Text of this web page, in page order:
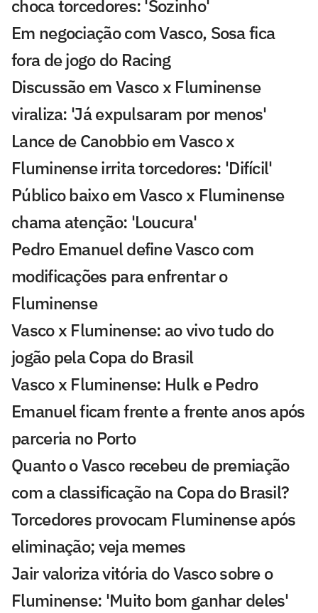
choca torcedores: 'Sozinho'
Em negociação com Vasco, Sosa fica
fora de jogo do Racing
Discussão em Vasco x Fluminense
viraliza: 'Já expulsaram por menos'
Lance de Canobbio em Vasco x
Fluminense irrita torcedores: 'Difícil'
Público baixo em Vasco x Fluminense
chama atenção: 'Loucura'
Pedro Emanuel define Vasco com
modificações para enfrentar o
Fluminense
Vasco x Fluminense: ao vivo tudo do
jogão pela Copa do Brasil
Vasco x Fluminense: Hulk e Pedro
Emanuel ficam frente a frente anos após
parceria no Porto
Quanto o Vasco recebeu de premiação
com a classificação na Copa do Brasil?
Torcedores provocam Fluminense após
eliminação; veja memes
Jair valoriza vitória do Vasco sobre o
Fluminense: 'Muito bom ganhar deles'